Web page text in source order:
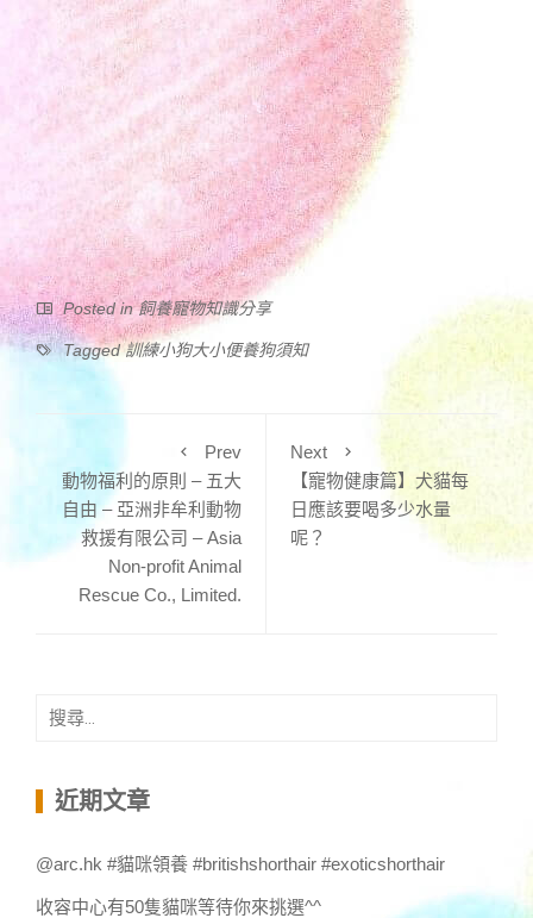
Posted in飼養寵物知識分享
Tagged訓練小狗大小便養狗須知
Prev
動物福利的原則 – 五大
自由 – 亞洲非牟利動物
救援有限公司 – Asia
Non-profit Animal
Rescue Co., Limited.
Next
【寵物健康篇】犬貓每
日應該要喝多少水量
呢？
搜
鍵 近期文章
@arc.hk #貓咪領養 #britishshorthair #exoticshorthair
收容中心有50隻貓咪等待你來挑選^^